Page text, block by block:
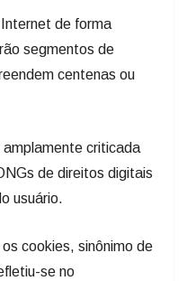
de forma
segmentos de
centenas ou
criticada
de direitos digitais
usuário.
cookies, sinônimo de
se no